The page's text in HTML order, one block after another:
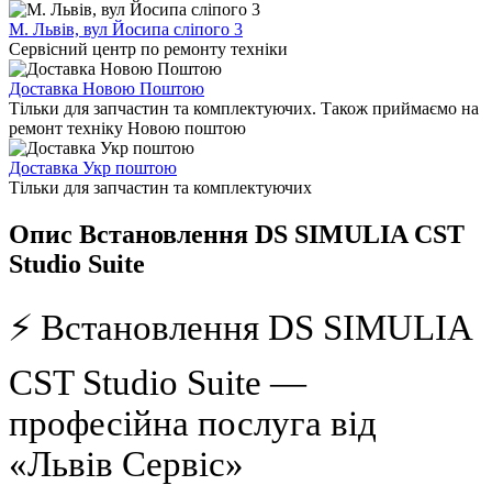
М. Львів, вул Йосипа сліпого 3
Сервісний центр по ремонту техніки
Доставка Новою Поштою
Тільки для запчастин та комплектуючих. Також приймаємо на
ремонт техніку Новою поштою
Доставка Укр поштою
Тільки для запчастин та комплектуючих
Опис Встановлення DS SIMULIA CST
Studio Suite
⚡ Встановлення DS SIMULIA
CST Studio Suite —
професійна послуга від
«Львів Сервіс»